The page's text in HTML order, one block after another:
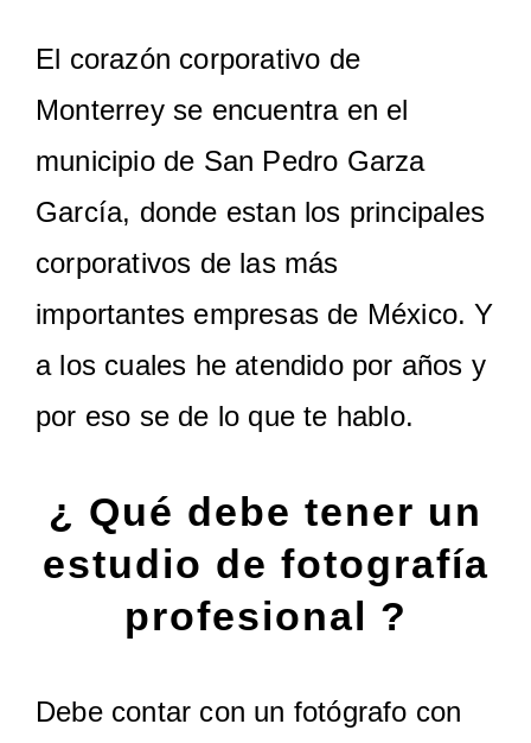
El corazón corporativo de
Monterrey se encuentra en el
municipio de San Pedro Garza
García, donde estan los principales
corporativos de las más
importantes empresas de México. Y
a los cuales he atendido por años y
por eso se de lo que te hablo.
¿ Qué debe tener un
estudio de fotografía
profesional ?
Debe contar con un fotógrafo con